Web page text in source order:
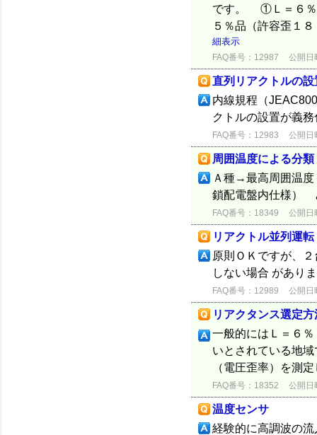
です。 ①Ｌ＝６％
５％品（許容歪１
細表示
FAQ番号：12987 公開日
直列リアクトルの設
内線規程（
クトルの設置が義
FAQ番号：12983 公開日
周囲温度による分類
Ａ種→最高周囲温
鎖配電盤内仕様）
FAQ番号：18349 公開日
リアクトル並列運転
原則ＯＫですが、
しない場合 があり
FAQ番号：12989 公開日
リアクタンス選定方
一般的にはＬ＝６
いとされている地
（電圧歪率）を測
FAQ番号：18352 公開日
温度センサ
経験的に高調波の